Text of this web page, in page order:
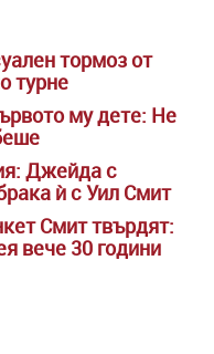
тормоз от
турне
му дете: Не
Джейда с
ѝ с Уил Смит
Смит твърдят:
вече 30 години